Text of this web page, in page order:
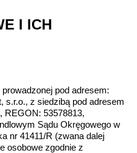
I ICH
s.r.o., z siedzibą pod adresem
REGON: 53578813,
Sądu Okręgowego w
nr 41411/R (zwana dalej
osobowe zgodnie z